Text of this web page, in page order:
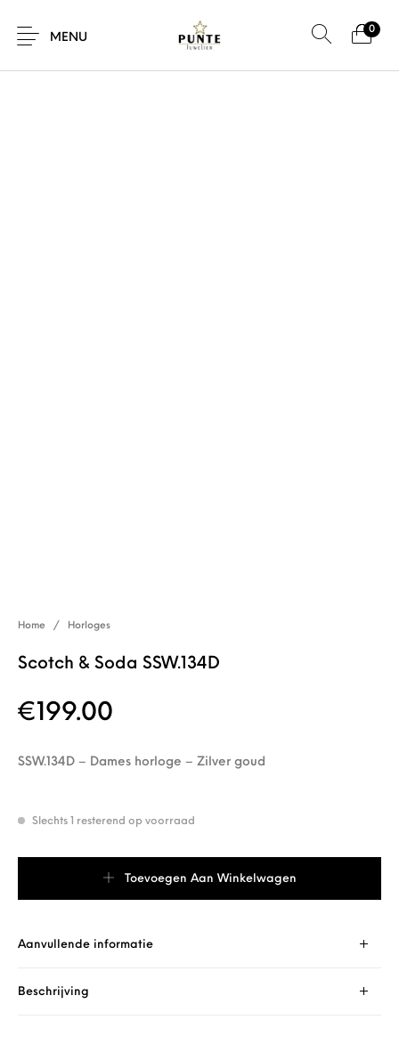
MENU
0
Home / Horloges
Scotch & Soda SSW.134D
€ 199.00
SSW.134D – Dames horloge – Zilver goud
Slechts 1 resterend op voorraad
Toevoegen Aan Winkelwagen
Aanvullende informatie
Beschrijving